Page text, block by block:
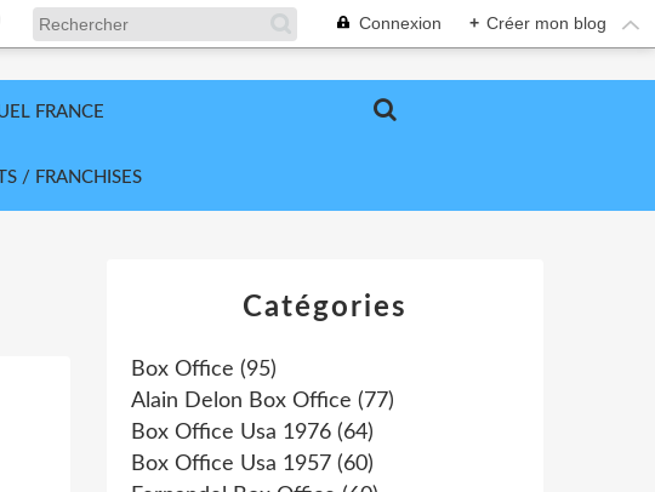
Connexion + Créer mon blog
FRANCE
/ FRANCHISES
Catégories
Box Office (95)
Alain Delon Box Office (77)
Box Office Usa 1976 (64)
Box Office Usa 1957 (60)